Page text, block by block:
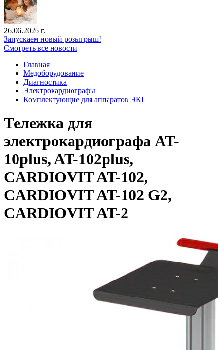
26.06.2026 г.
Запускаем новый розыгрыш!
Смотреть все новости
Главная
Медоборудование
Диагностика
Электрокардиографы
Комплектующие для аппаратов ЭКГ
Тележка для
электрокардиографа AT-
10plus, AT-102plus,
CARDIOVIT AT-102,
CARDIOVIT AT-102 G2,
CARDIOVIT AT-2